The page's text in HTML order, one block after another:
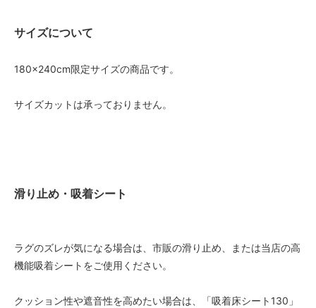
サイズについて
180×240cm限定サイズの商品です。
サイズカットは承っておりません。
滑り止め・吸着シート
ラグのズレが気になる場合は、市販の滑り止め、または当店の高
機能吸着シートをご使用ください。
クッション性や遮音性を高めたい場合は、「吸着床シート130」